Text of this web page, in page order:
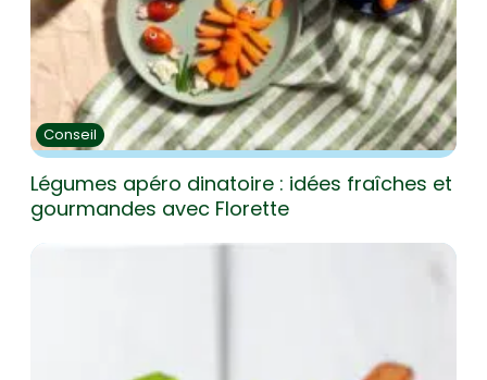
Conseil
Légumes apéro dinatoire : idées fraîches et
gourmandes avec Florette